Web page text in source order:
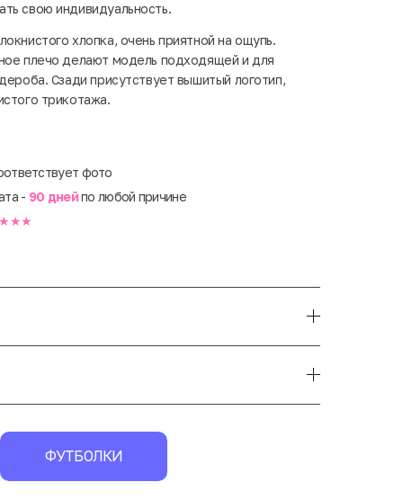
свою индивидуальность.
хлопка, очень приятной на ощупь.
плечо делают модель подходящей и для
Сзади присутствует вышитый логотип,
трикотажа.
фото
- 90 днейпо любой причине
ФУТБОЛКИ